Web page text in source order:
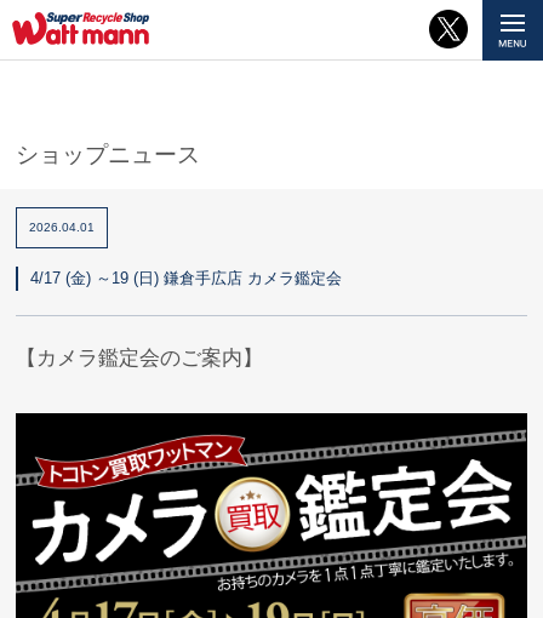
ショップニュース
2026.04.01
4/17 (金) ～19 (日) 鎌倉手広店 カメラ鑑定会
【カメラ鑑定会のご案内】